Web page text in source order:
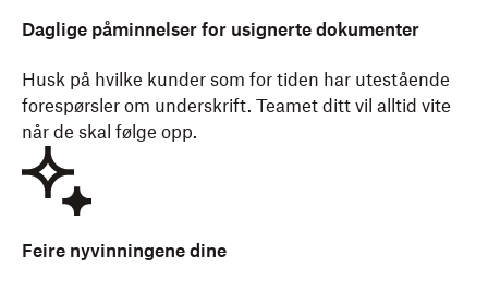
Daglige påminnelser for usignerte dokumenter
Husk på hvilke kunder som for tiden har utestående
forespørsler om underskrift. Teamet ditt vil alltid vite
når de skal følge opp.
Feire nyvinningene dine